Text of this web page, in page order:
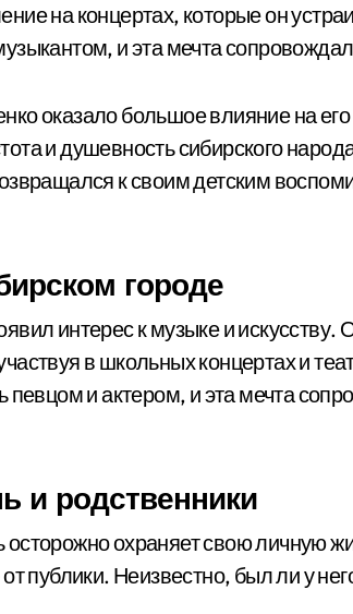
на концертах, которые он
и эта мечта
оказало большое влияние на
и душевность сибирского
к своим детским
городе
интерес к музыке и искусству.
в школьных концертах и
певцом и актером, и эта мечта
и родственники
осторожно охраняет свою личную
публики. Неизвестно, был ли у